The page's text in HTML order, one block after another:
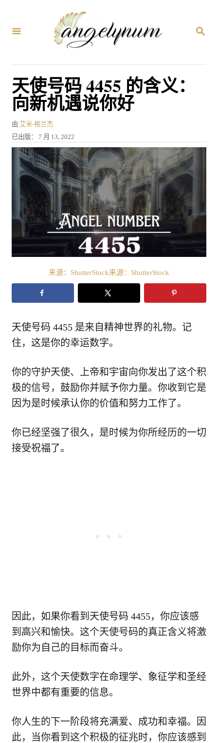
搜
天使号码 4455 的含义：
向新机遇说你好
由 作
者
艾米-格兰杰
发
表
已出版： 7 月 13, 2022
来源：ShutterStock来源：ShutterStock
天使号码 4455 是来自精神世界的礼物。记
住，这是你的幸运数字。
你的守护天使、上帝和宇宙向你发出了这个积
极的信号，鼓励你并赋予你力量。你收到它是
因为是时候承认你的价值和努力工作了。
你已经坚强了很久，是时候为你所经历的一切
接受祝福了。
因此，如果你看到天使号码 4455，你应该感
到高兴和愉快。这个天使号码的真正含义将激
励你为自己的目标而奋斗。
此外，这个天使数字在命理学、象征学和圣经
世界中都有重要的信息。
你人生的下一阶段将充满爱、成功和幸福。因
此，当你看到这个积极的征兆时，你应该感到